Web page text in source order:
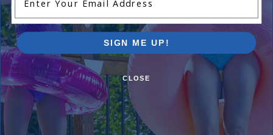
Be the first one to leave a review!
Add Review
Soldes et promotions en cours chez Pool
Supplies Canada
Magasinez des offres sur les piscines hors terre, les piscines
SIGN ME UP!
CLOSE